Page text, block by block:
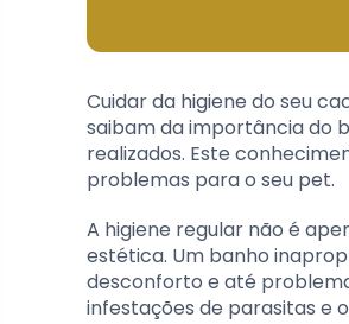
Cuidar da higiene do seu
saibam da importância do
realizados. Este
problemas para o seu pet.
A higiene regular não é
estética. Um banho
desconforto e até
infestações de parasitas e